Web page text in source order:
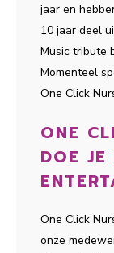
jaar en
10 jaar deel
Music tribute
Momenteel
One Click
ONE
DOE
One Click
onze